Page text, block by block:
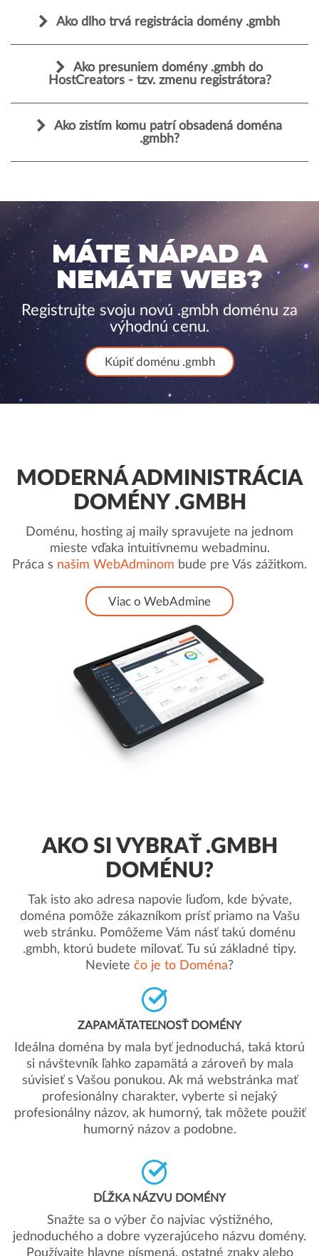
Ako dlho trvá registrácia domény .gmbh
Ako presuniem domény .gmbh do
HostCreators - tzv. zmenu registrátora?
Ako zistím komu patrí obsadená doména
.gmbh?
MÁTE NÁPAD A
NEMÁTE WEB?
Registrujte svoju novú .gmbh doménu za
výhodnú cenu.
Kúpiť doménu .gmbh
MODERNÁ ADMINISTRÁCIA
DOMÉNY .GMBH
Doménu, hosting aj maily spravujete na jednom
mieste vďaka intuitívnemu webadminu.
Práca s našim WebAdminom bude pre Vás zážitkom.
Viac o WebAdmine
AKO SI VYBRAŤ .GMBH
DOMÉNU?
Tak isto ako adresa napovie ľuďom, kde bývate,
doména pomôže zákazníkom prísť priamo na Vašu
web stránku. Pomôžeme Vám násť takú doménu
.gmbh, ktorú budete milovať. Tu sú základné tipy.
Neviete čo je to Doména?
ZAPAMÄTATEĽNOSŤ DOMÉNY
Ideálna doména by mala byť jednoduchá, taká ktorú
si návštevník ľahko zapamätá a zároveň by mala
súvisieť s Vašou ponukou. Ak má webstránka mať
profesionálny charakter, vyberte si nejaký
profesionálny názov, ak humorný, tak môžete použiť
humorný názov a podobne.
DĹŽKA NÁZVU DOMÉNY
Snažte sa o výber čo najviac výstižného,
jednoduchého a dobre vyzerajúceho názvu domény.
Používajte hlavne písmená, ostatné znaky alebo